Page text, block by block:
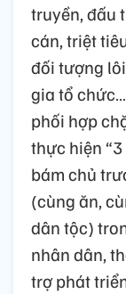
truyền, đấu
cán, triệt
đối tượng
gia tổ
phối hợp
thực hiện
bám chủ
(cùng ăn,
dân tộc)
nhân dân,
trợ phát